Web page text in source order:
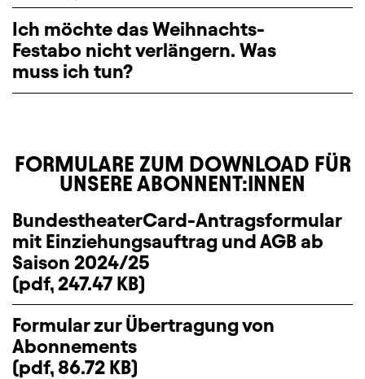
Ich möchte das Weihnachts-
Festabo nicht verlängern. Was
muss ich tun?
FORMULARE ZUM DOWNLOAD FÜR
UNSERE ABONNENT:INNEN
BundestheaterCard-Antragsformular
mit Einziehungsauftrag und AGB ab
Saison 2024/25
(pdf, 247.47 KB)
Formular zur Übertragung von
Abonnements
(pdf, 86.72 KB)